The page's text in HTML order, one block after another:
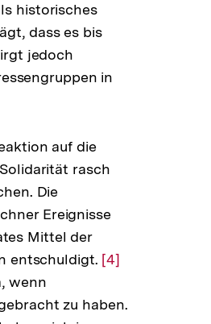
historisches
dass es bis
jedoch
in
auf die
rasch
Die
Ereignisse
Mittel der
entschuldigt. Zur
der
[4]
wenn
zu haben.